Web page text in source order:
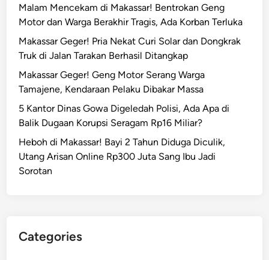
Malam Mencekam di Makassar! Bentrokan Geng
Motor dan Warga Berakhir Tragis, Ada Korban Terluka
Makassar Geger! Pria Nekat Curi Solar dan Dongkrak
Truk di Jalan Tarakan Berhasil Ditangkap
Makassar Geger! Geng Motor Serang Warga
Tamajene, Kendaraan Pelaku Dibakar Massa
5 Kantor Dinas Gowa Digeledah Polisi, Ada Apa di
Balik Dugaan Korupsi Seragam Rp16 Miliar?
Heboh di Makassar! Bayi 2 Tahun Diduga Diculik,
Utang Arisan Online Rp300 Juta Sang Ibu Jadi
Sorotan
Categories